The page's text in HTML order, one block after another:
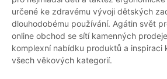
určené ke zdravému vývoji dětských
dlouhodobému používání. Agátin svět
online obchod se sítí kamenných
komplexní nabídku produktů a inspiraci
všech věkových kategorií.